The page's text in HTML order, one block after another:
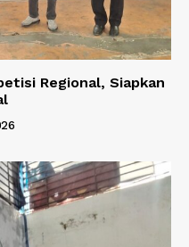
Regional, Siapkan